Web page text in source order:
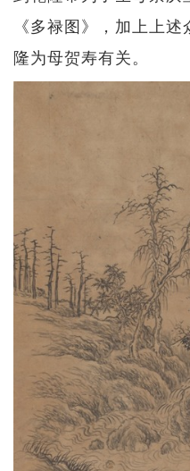
《多禄图》，加上上
隆为母贺寿有关。